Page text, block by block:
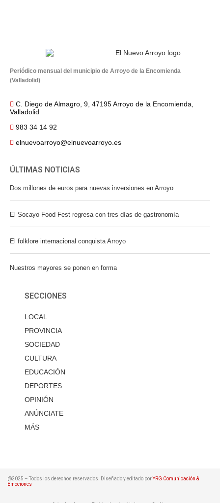
Periódico mensual del municipio de Arroyo de la Encomienda
(Valladolid)
C. Diego de Almagro, 9, 47195 Arroyo de la Encomienda,
Valladolid
983 34 14 92
elnuevoarroyo@elnuevoarroyo.es
ÚLTIMAS NOTICIAS
Dos millones de euros para nuevas inversiones en Arroyo
El Socayo Food Fest regresa con tres días de gastronomía
El folklore internacional conquista Arroyo
Nuestros mayores se ponen en forma
SECCIONES
LOCAL
PROVINCIA
SOCIEDAD
CULTURA
EDUCACIÓN
DEPORTES
OPINIÓN
ANÚNCIATE
MÁS
@2025 – Todos los derechos reservados. Diseñado y editado porYRG Comunicación &
Emociones